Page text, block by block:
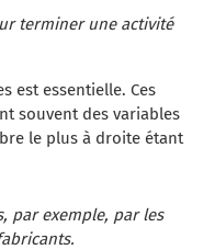
terminer une activité
est essentielle. Ces
souvent des variables
le plus à droite étant
par exemple, par les